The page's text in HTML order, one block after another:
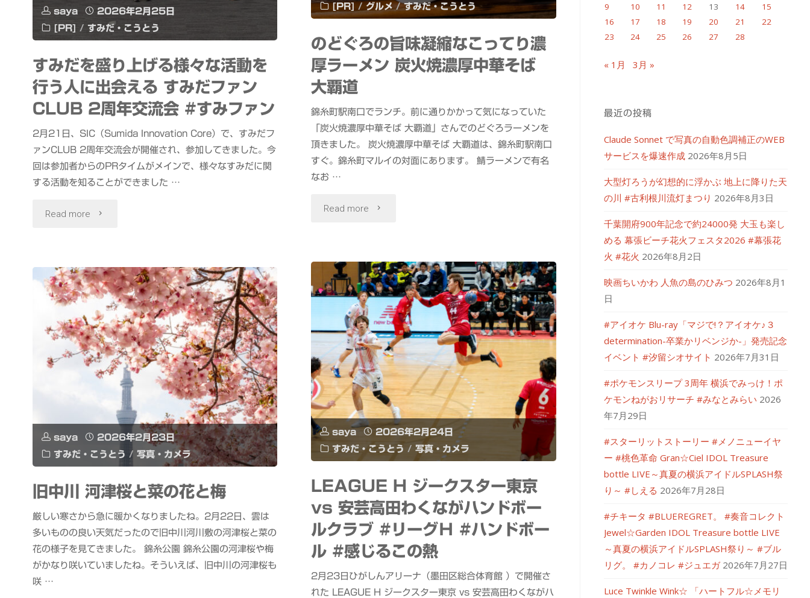
リ
リ
ー
ス
イ
ベ
ク
イ
ー
ン
ズ
ク
エ
ア
横
浜
#Appare
AI
モ
デ
#Anima
で
ニ
画
像
を
生
成
生
成
AI"
[PR] / グルメ / すみだ・こうとう
のどぐろの旨味凝縮なこってり濃
厚ラーメン 炭火焼濃厚中華そば
大覇道
錦糸町駅南口でランチ。前に通りかかって気になっていた
「炭火焼濃厚中華そば 大覇道」さんでのどぐろラーメンを
頂きました。 炭火焼濃厚中華そば 大覇道は、錦糸町駅南口
すぐ。錦糸町マルイの対面にあります。 鯖ラーメンで有名
なお …
Read more "の
ぐ
ろ
の
旨
味
凝
な
こ
っ
て
り
濃
saya
2026年2月25日
[PR] / すみだ・こうとう
すみだを盛り上げる様々な活動を
行う人に出会える すみだファン
CLUB 2周年交流会 #すみファン
2月21日、SIC（Sumida Innovation Core）で、すみだフ
ァンCLUB 2周年交流会が開催され、参加してきました。今
回は参加者からのPRタイムがメインで、様々なすみだに関
する活動を知ることができました …
Read more "す
だ
を
盛
り
上
様々
な
活
動
を
saya
2026年2月24日
すみだ・こうとう / 写真・カメラ
LEAGUE H ジークスター東京
vs 安芸高田わくながハンドボー
ルクラブ #リーグＨ #ハンドボー
ル #感じるこの熱
2月23日ひがしんアリーナ（墨田区総合体育館 ）で開催さ
れた LEAGUE H ジークスター東京 vs 安芸高田わくながハ
saya
2026年2月23日
すみだ・こうとう / 写真・カメラ
旧中川 河津桜と菜の花と梅
厳しい寒さから急に暖かくなりましたね。2月22日、雲は
多いものの良い天気だったので旧中川河川敷の河津桜と菜の
花の様子を見てきました。 錦糸公園 錦糸公園の河津桜や梅
がかなり咲いていましたね。そういえば、旧中川の河津桜も
咲 …
9
10 11 12 13 14
15
16
17 18 19 20 21
22
23
24 25 26 27 28
« 1月 3月 »
最近の投稿
Claude Sonnet で写真の自動色調補正のWEB
サービスを爆速作成 2026年8月5日
大型灯ろうが幻想的に浮かぶ 地上に降りた天
の川 #古利根川流灯まつり 2026年8月3日
千葉開府900年記念で約24000発 大玉も楽し
める 幕張ビーチ花火フェスタ2026 #幕張花
火 #花火 2026年8月2日
映画ちいかわ 人魚の島のひみつ 2026年8月1
日
#アイオケ Blu-ray「マジで!？アイオケ♪３
determination-卒業かリベンジか-」発売記念
イベント #汐留シオサイト 2026年7月31日
#ポケモンスリープ 3周年 横浜でみっけ！ポ
ケモンねがおリサーチ #みなとみらい 2026
年7月29日
#スターリットストーリー #メノニューイヤ
ー #桃色革命 Gran☆Ciel IDOL Treasure
bottle LIVE～真夏の横浜アイドルSPLASH祭
り～ #しえる 2026年7月28日
#チキータ #BLUEREGRET。 #奏音コレクト
Jewel☆Garden IDOL Treasure bottle LIVE
～真夏の横浜アイドルSPLASH祭り～ #ブル
リグ。 #カノコレ #ジュエガ 2026年7月27日
Luce Twinkle Wink☆ 「ハートフル☆メモリ